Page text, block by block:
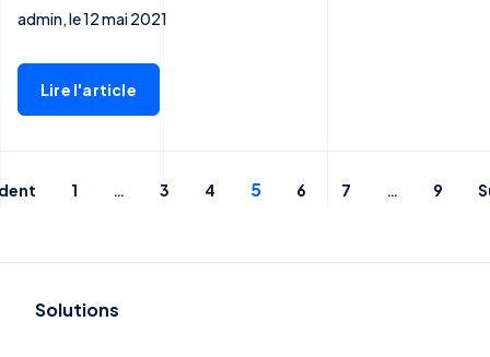
admin, le 12 mai 2021
Lire l'article
1 … 3 4 5 6 7 … 9
Solutions